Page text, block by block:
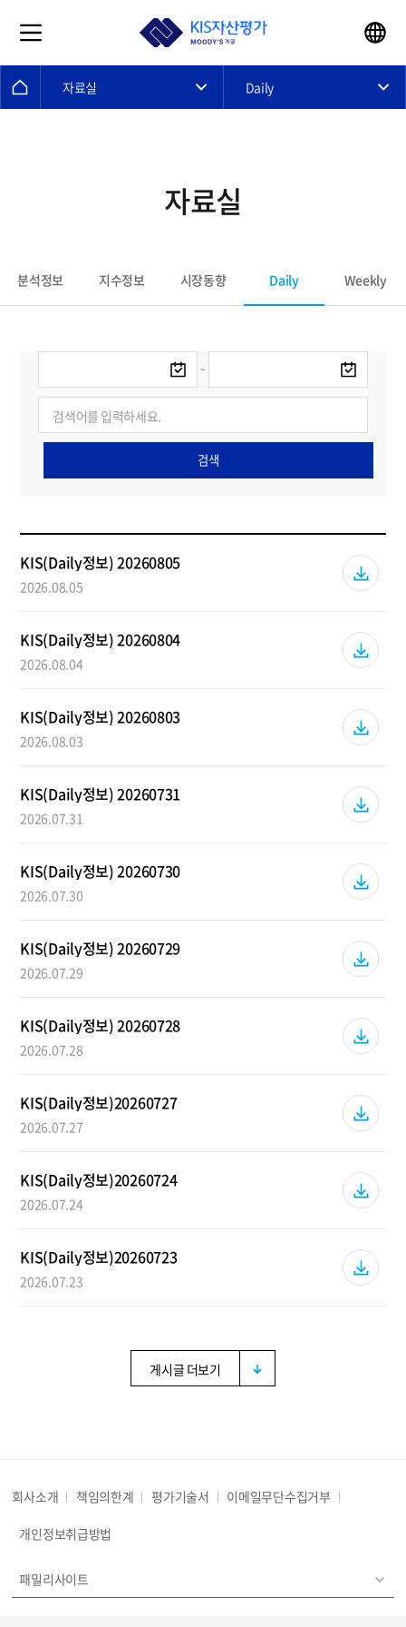
자료실 Daily
자료실
분석정보 지수정보 시장동향 Daily Weekly
검색
KIS(Daily정보) 20260805
2026.08.05
KIS(Daily정보) 20260804
2026.08.04
KIS(Daily정보) 20260803
2026.08.03
KIS(Daily정보) 20260731
2026.07.31
KIS(Daily정보) 20260730
2026.07.30
KIS(Daily정보) 20260729
2026.07.29
KIS(Daily정보) 20260728
2026.07.28
KIS(Daily정보)20260727
2026.07.27
KIS(Daily정보)20260724
2026.07.24
KIS(Daily정보)20260723
2026.07.23
게시글 더보기
회사소개 책임의한계 평가기술서 이메일무단수집거부
개인정보취급방법
패밀리사이트